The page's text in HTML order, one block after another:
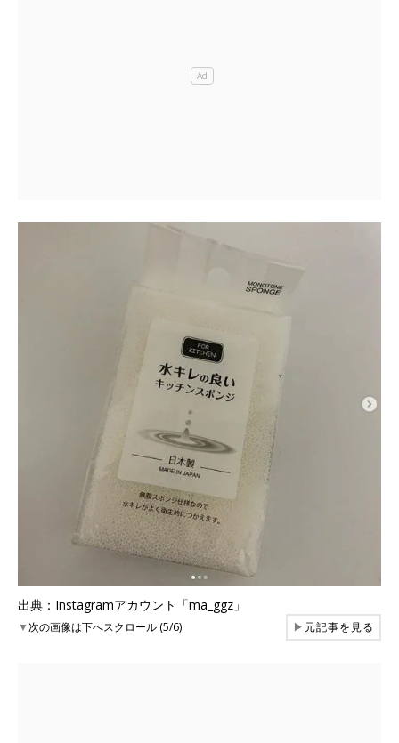
出典：Instagramアカウント「ma_ggz」
▼次の画像は下へスクロール (5/6) ▶元記事を見る